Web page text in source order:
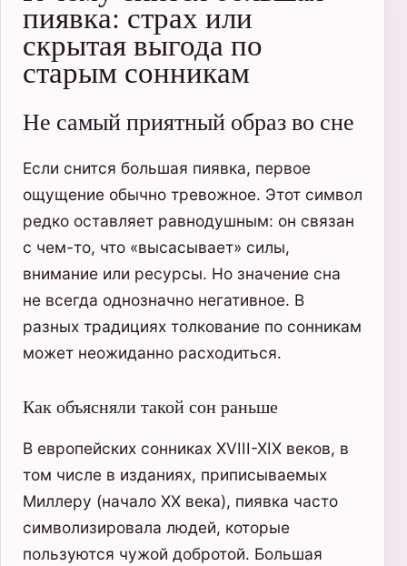
пиявка: страх или
скрытая выгода по
старым сонникам
Не самый приятный образ во сне
Если снится большая пиявка, первое
ощущение обычно тревожное. Этот символ
редко оставляет равнодушным: он связан
с чем-то, что «высасывает» силы,
внимание или ресурсы. Но значение сна
не всегда однозначно негативное. В
разных традициях толкование по сонникам
может неожиданно расходиться.
Как объясняли такой сон раньше
В европейских сонниках XVIII-XIX веков, в
том числе в изданиях, приписываемых
Миллеру (начало XX века), пиявка часто
символизировала людей, которые
пользуются чужой добротой. Большая